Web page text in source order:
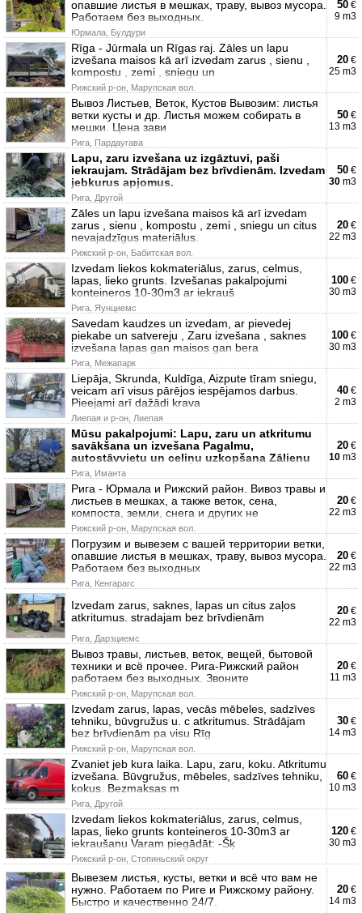
опавшие листья в мешках, траву, вывоз мусора.
Работаем без выходных.
Юрмала, Булдури
50 €
9 m3
Rīga - Jūrmala un Rīgas raj. Zāles un lapu
izvešana maisos kā arī izvedam zarus , sienu ,
kompostu , zemi , sniegu un
Рижский р-он, Марупская вол.
20 €
25 m3
Вывоз Листьев, Веток, Кустов Вывозим: листья
ветки кусты и др. Листья можем собирать в
мешки. Цена зави
Рига, Пардаугава
50 €
13 m3
Lapu, zaru izvešana uz izgāztuvi, paši
iekraujam. Strādājam bez brīvdienām. Izvedam
jebkurus apjomus.
Рига, Другой
50 €
30 m3
Zāles un lapu izvešana maisos kā arī izvedam
zarus , sienu , kompostu , zemi , sniegu un citus
nevajadzīgus materiālus.
Рижский р-он, Бабитская вол.
20 €
22 m3
Izvedam liekos kokmateriālus, zarus, celmus,
lapas, lieko grunts. Izvešanas pakalpojumi
konteineros 10-30m3 ar iekrauš
Рига, Яунциемс
100 €
30 m3
Savedam kaudzes un izvedam, ar pievedej
piekabe un satvereju , Zaru izvešana , saknes
izvešana lapas gan maisos gan bera
Рига, Межапарк
100 €
30 m3
Liepāja, Skrunda, Kuldīga, Aizpute tīram sniegu,
veicam arī visus pārējos iespējamos darbus.
Pieejami arī dažādi krava
Лиепая и р-он, Лиепая
40 €
2 m3
Mūsu pakalpojumi: Lapu, zaru un atkritumu
savākšana un izvešana Pagalmu,
autostāvvietu un celiņu uzkopšana Zālienu
Рига, Иманта
20 €
10 m3
Рига - Юрмала и Рижский район. Вивоз травы и
листьев в мешках, а также веток, сена,
компоста, земли, снега и других не
Рижский р-он, Марупская вол.
20 €
22 m3
Погрузим и вывезем с вашей территории ветки,
опавшие листья в мешках, траву, вывоз мусора.
Работаем без выходных
Рига, Кенгарагс
20 €
22 m3
Izvedam zarus, saknes, lapas un citus zaļos
atkritumus. stradajam bez brīvdienām
Рига, Дарзциемс
20 €
22 m3
Вывоз травы, листьев, веток, вещей, бытовой
техники и всё прочее. Рига-Рижский район
работаем без выходных. Звоните
Рижский р-он, Марупская вол.
20 €
11 m3
Izvedam zarus, lapas, vecās mēbeles, sadzīves
tehniku, būvgružus u. c atkritumus. Strādājam
bez brīvdienām pa visu Rīg
Рижский р-он, Марупская вол.
30 €
14 m3
Zvaniet jeb kura laika. Lapu, zaru, koku. Atkritumu
izvešana. Būvgružus, mēbeles, sadzīves tehniku,
kokus. Bezmaksas m
Рига, Другой
60 €
10 m3
Izvedam liekos kokmateriālus, zarus, celmus,
lapas, lieko grunts konteineros 10-30m3 ar
iekraušanu Varam piegādāt: -Šķ
Рижский р-он, Стопиньский округ
120 €
30 m3
Вывезем листья, кусты, ветки и всё что вам не
нужно. Работаем по Риге и Рижскому району.
Быстро и качественно 24/7.
20 €
14 m3